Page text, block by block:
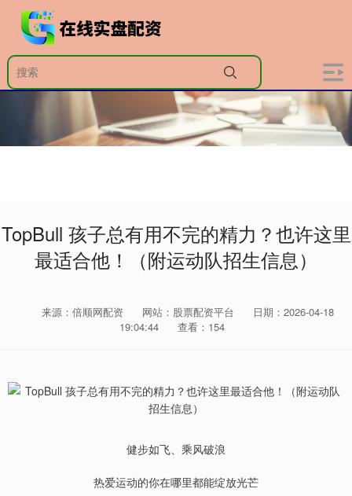
TopBull 孩子总有用不完的精力？也许这里
最适合他！（附运动队招生信息）
来源：倍顺网配资 网站：股票配资平台
日期：2026-04-18
19:04:44
查看：154
健步如飞、乘风破浪
热爱运动的你在哪里都能绽放光芒